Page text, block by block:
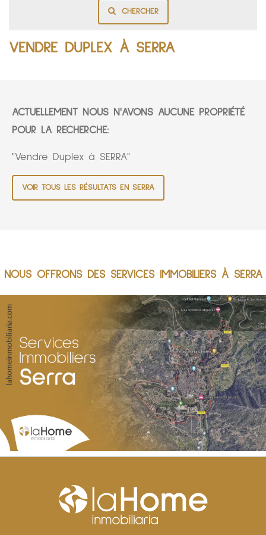
CHERCHER
VENDRE DUPLEX À SERRA
ACTUELLEMENT NOUS N'AVONS AUCUNE PROPRIÉTÉ
POUR LA RECHERCHE:
"Vendre Duplex à SERRA"
VOIR TOUS LES RÉSULTATS EN SERRA
NOUS OFFRONS DES SERVICES IMMOBILIERS À SERRA